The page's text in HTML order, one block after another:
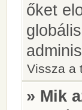
őket
Vissza a
» Mik